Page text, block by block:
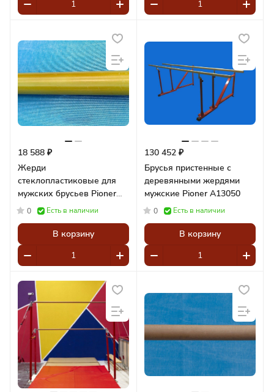
18 588 ₽
Жерди
стеклопластиковые для
мужских брусьев Pioner
A14724
0 Есть в наличии
В корзину
130 452 ₽
Брусья пристенные с
деревянными жердями
мужские Pioner A13050
0 Есть в наличии
В корзину